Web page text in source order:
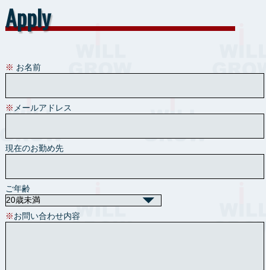
Apply
※ お名前
※ メールアドレス
現在のお勤め先
ご年齢
※お問い合わせ内容